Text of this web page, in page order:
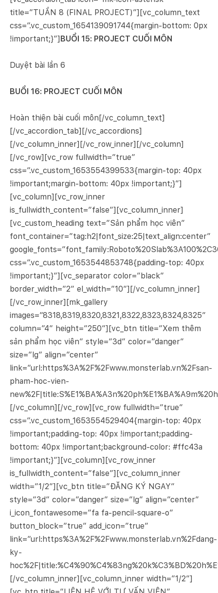
title=”TUẦN 8 (FINAL PROJECT)”][vc_column_text
css=”.vc_custom_1654139091744{margin-bottom: 0px
!important;}”]BUỔI 15: PROJECT CUỐI MÔN
Duyệt bài lần 6
BUỔI 16: PROJECT CUỐI MÔN
Hoàn thiện bài cuối môn[/vc_column_text]
[/vc_accordion_tab][/vc_accordions]
[/vc_column_inner][/vc_row_inner][/vc_column]
[/vc_row][vc_row fullwidth=”true”
css=”.vc_custom_1653554399533{margin-top: 40px
!important;margin-bottom: 40px !important;}”]
[vc_column][vc_row_inner
is_fullwidth_content=”false”][vc_column_inner]
[vc_custom_heading text=”Sản phẩm học viên”
font_container=”tag:h2|font_size:25|text_align:center”
css=”.vc_custom_1653544853748{padding-top: 40px
!important;}”][vc_separator color=”black”
border_width=”2″ el_width=”10″][/vc_column_inner]
[/vc_row_inner][mk_gallery
images=”8318,8319,8320,8321,8322,8323,8324,8325″
column=”4″ height=”250″][vc_btn title=”Xem thêm
sản phẩm học viên” style=”3d” color=”danger”
size=”lg” align=”center”
link=”url:https%3A%2F%2Fwww.monsterlab.vn%2Fsan-
pham-hoc-vien-
[/vc_column][/vc_row][vc_row fullwidth=”true”
css=”.vc_custom_1653554529404{margin-top: 40px
!important;padding-top: 40px !important;padding-
bottom: 40px !important;background-color: #ffc43a
!important;}”][vc_column][vc_row_inner
is_fullwidth_content=”false”][vc_column_inner
width=”1/2″][vc_btn title=”ĐĂNG KÝ NGAY”
style=”3d” color=”danger” size=”lg” align=”center”
i_icon_fontawesome=”fa fa-pencil-square-o”
button_block=”true” add_icon=”true”
link=”url:https%3A%2F%2Fwww.monsterlab.vn%2Fdang-
ky-
[/vc_column_inner][vc_column_inner width=”1/2″]